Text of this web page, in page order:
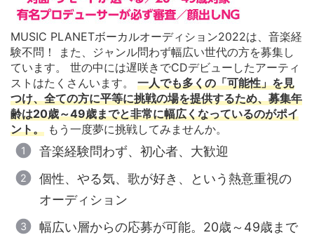
MUSIC PLANETボーカルオーディション2022は、音楽経
験不問！ また、ジャンル問わず幅広い世代の方を募集し
ています。 世の中には遅咲きでCDデビューしたアーティ
ストはたくさんいます。 一人でも多くの「可能性」を見
つけ、全ての方に平等に挑戦の場を提供するため、募集年
齢は20歳～49歳までと非常に幅広くなっているのがポイ
ント。 もう一度夢に挑戦してみませんか。
音楽経験問わず、初心者、大歓迎
個性、やる気、歌が好き、という熱意重視の
オーディション
幅広い層からの応募が可能。20歳～49歳まで